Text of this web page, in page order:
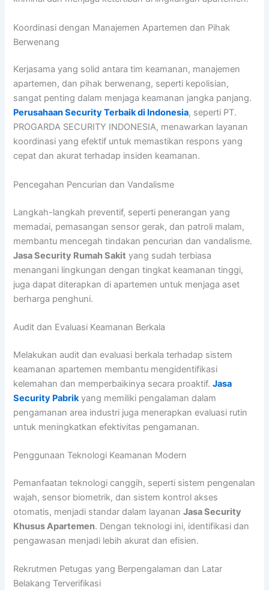
Koordinasi dengan Manajemen Apartemen dan Pihak
Berwenang
Kerjasama yang solid antara tim keamanan, manajemen
apartemen, dan pihak berwenang, seperti kepolisian,
sangat penting dalam menjaga keamanan jangka panjang.
Perusahaan Security Terbaik di Indonesia, seperti PT.
PROGARDA SECURITY INDONESIA, menawarkan layanan
koordinasi yang efektif untuk memastikan respons yang
cepat dan akurat terhadap insiden keamanan.
Pencegahan Pencurian dan Vandalisme
Langkah-langkah preventif, seperti penerangan yang
memadai, pemasangan sensor gerak, dan patroli malam,
membantu mencegah tindakan pencurian dan vandalisme.
Jasa Security Rumah Sakit yang sudah terbiasa
menangani lingkungan dengan tingkat keamanan tinggi,
juga dapat diterapkan di apartemen untuk menjaga aset
berharga penghuni.
Audit dan Evaluasi Keamanan Berkala
Melakukan audit dan evaluasi berkala terhadap sistem
keamanan apartemen membantu mengidentifikasi
kelemahan dan memperbaikinya secara proaktif.Jasa
Security Pabrikyang memiliki pengalaman dalam
pengamanan area industri juga menerapkan evaluasi rutin
untuk meningkatkan efektivitas pengamanan.
Penggunaan Teknologi Keamanan Modern
Pemanfaatan teknologi canggih, seperti sistem pengenalan
wajah, sensor biometrik, dan sistem kontrol akses
otomatis, menjadi standar dalam layananJasa Security
Khusus Apartemen. Dengan teknologi ini, identifikasi dan
pengawasan menjadi lebih akurat dan efisien.
Rekrutmen Petugas yang Berpengalaman dan Latar
Belakang Terverifikasi